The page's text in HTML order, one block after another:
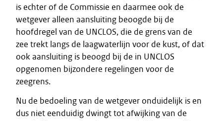
is echter of de Commissie en daarmee ook de
wetgever alleen aansluiting beoogde bij de
hoofdregel van de UNCLOS, die de grens van de
zee trekt langs de laagwaterlijn voor de kust, of dat
ook aansluiting is beoogd bij de in UNCLOS
opgenomen bijzondere regelingen voor de
zeegrens.
Nu de bedoeling van de wetgever onduidelijk is en
dus niet eenduidig dwingt tot afwijking van de